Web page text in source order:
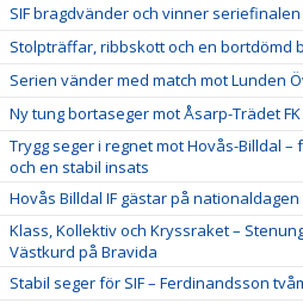
SIF bragdvänder och vinner seriefinalen
Stolpträffar, ribbskott och en bortdömd
Serien vänder med match mot Lunden
Ny tung bortaseger mot Åsarp-Trädet FK
Trygg seger i regnet mot Hovås-Billdal –
och en stabil insats
Hovås Billdal IF gästar på nationaldagen
Klass, Kollektiv och Kryssraket –
Västkurd på Bravida
Stabil seger för SIF – Ferdinandsson